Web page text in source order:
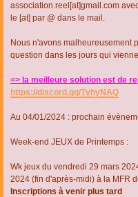
association.reel[at]gmail.com
le [at] par @ dans le mail.
Nous n'avons malheureusement
question dans les jours qui
=> la meilleure solution est de
https://discord.gg/TvhyNAQ
Au 04/01/2024 : prochain
Week-end JEUX de Printemps :
Wk jeux du vendredi 29 mars
2024 (fin d'après-midi) à la MFR
Inscriptions à venir plus tard